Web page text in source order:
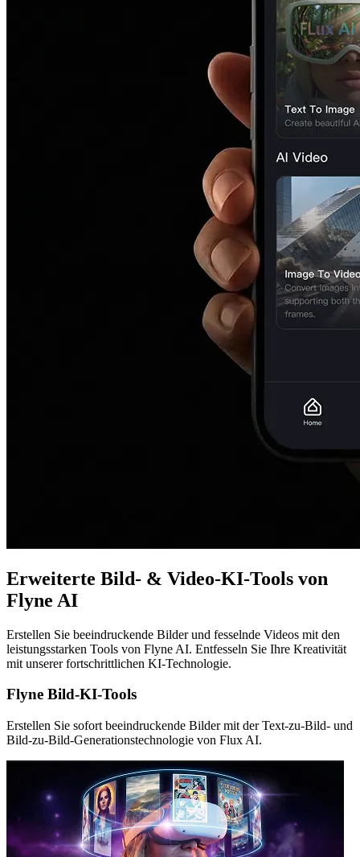
Erweiterte Bild- & Video-KI-Tools von
Flyne AI
Erstellen Sie beeindruckende Bilder und fesselnde Videos mit den
leistungsstarken Tools von Flyne AI. Entfesseln Sie Ihre Kreativität
mit unserer fortschrittlichen KI-Technologie.
Flyne Bild-KI-Tools
Erstellen Sie sofort beeindruckende Bilder mit der Text-zu-Bild- und
Bild-zu-Bild-Generationstechnologie von Flux AI.